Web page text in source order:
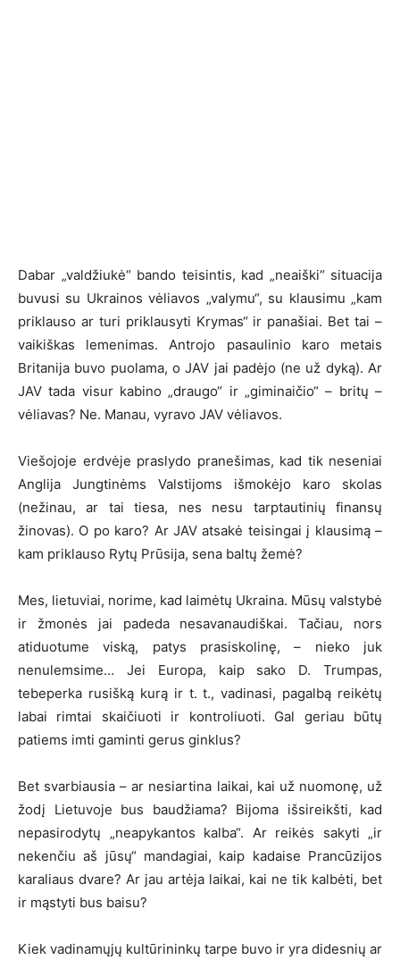
Dabar „valdžiukė“ bando teisintis, kad „neaiški“ situacija
buvusi su Ukrainos vėliavos „valymu“, su klausimu „kam
priklauso ar turi priklausyti Krymas“ ir panašiai. Bet tai –
vaikiškas lemenimas. Antrojo pasaulinio karo metais
Britanija buvo puolama, o JAV jai padėjo (ne už dyką). Ar
JAV tada visur kabino „draugo“ ir „giminaičio“ – britų –
vėliavas? Ne. Manau, vyravo JAV vėliavos.
Viešojoje erdvėje praslydo pranešimas, kad tik neseniai
Anglija Jungtinėms Valstijoms išmokėjo karo skolas
(nežinau, ar tai tiesa, nes nesu tarptautinių finansų
žinovas). O po karo? Ar JAV atsakė teisingai į klausimą –
kam priklauso Rytų Prūsija, sena baltų žemė?
Mes, lietuviai, norime, kad laimėtų Ukraina. Mūsų valstybė
ir žmonės jai padeda nesavanaudiškai. Tačiau, nors
atiduotume viską, patys prasiskolinę, – nieko juk
nenulemsime… Jei Europa, kaip sako D. Trumpas,
tebeperka rusišką kurą ir t. t., vadinasi, pagalbą reikėtų
labai rimtai skaičiuoti ir kontroliuoti. Gal geriau būtų
patiems imti gaminti gerus ginklus?
Bet svarbiausia – ar nesiartina laikai, kai už nuomonę, už
žodį Lietuvoje bus baudžiama? Bijoma išsireikšti, kad
nepasirodytų „neapykantos kalba“. Ar reikės sakyti „ir
nekenčiu aš jūsų“ mandagiai, kaip kadaise Prancūzijos
karaliaus dvare? Ar jau artėja laikai, kai ne tik kalbėti, bet
ir mąstyti bus baisu?
Kiek vadinamųjų kultūrininkų tarpe buvo ir yra didesnių ar